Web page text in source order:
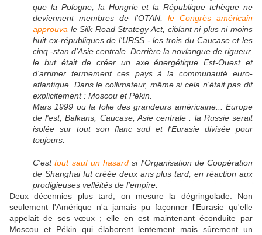
que la Pologne, la Hongrie et la République tchèque ne
deviennent membres de l'OTAN, le Congrès américain
approuva le Silk Road Strategy Act, ciblant ni plus ni moins
huit ex-républiques de l'URSS - les trois du Caucase et les
cinq -stan d'Asie centrale. Derrière la novlangue de rigueur,
le but était de créer un axe énergétique Est-Ouest et
d'arrimer fermement ces pays à la communauté euro-
atlantique. Dans le collimateur, même si cela n'était pas dit
explicitement : Moscou et Pékin.
Mars 1999 ou la folie des grandeurs américaine... Europe
de l'est, Balkans, Caucase, Asie centrale : la Russie serait
isolée sur tout son flanc sud et l'Eurasie divisée pour
toujours.
C'esttout sauf un hasard si l'Organisation de Coopération
de Shanghai fut créée deux ans plus tard, en réaction aux
prodigieuses velléités de l'empire.
Deux décennies plus tard, on mesure la dégringolade. Non
seulement l'Amérique n'a jamais pu façonner l'Eurasie qu'elle
appelait de ses vœux ; elle en est maintenant éconduite par
Moscou et Pékin qui élaborent lentement mais sûrement un